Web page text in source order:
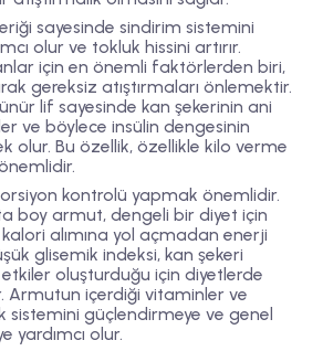
sayesinde sindirim sistemini
olur ve tokluk hissini artırır.
için en önemli faktörlerden biri,
gereksiz atıştırmaları önlemektir.
lif sayesinde kan şekerinin ani
ve böylece insülin dengesinin
olur. Bu özellik, özellikle kilo verme
kontrolü yapmak önemlidir.
boy armut, dengeli bir diyet için
alımına yol açmadan enerji
glisemik indeksi, kan şekeri
oluşturduğu için diyetlerde
Armutun içerdiği vitaminler ve
sistemini güçlendirmeye ve genel
yardımcı olur.